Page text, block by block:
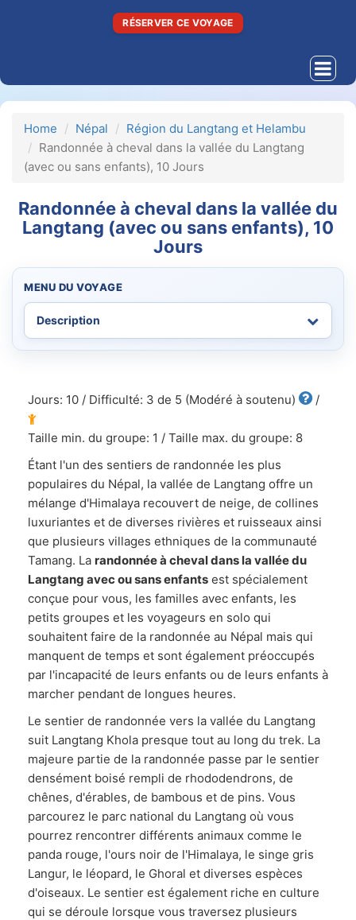
RÉSERVER CE VOYAGE
Home Népal
Région du Langtang et Helambu
Randonnée à cheval dans la vallée du Langtang
(avec ou sans enfants), 10 Jours
Randonnée à cheval dans la vallée du
Langtang (avec ou sans enfants), 10
Jours
MENU DU VOYAGE
Jours: 10 / Difficulté: 3 de 5 (Modéré à soutenu) /
Taille min. du groupe: 1 / Taille max. du groupe: 8
Étant l'un des sentiers de randonnée les plus
populaires du Népal, la vallée de Langtang offre un
mélange d'Himalaya recouvert de neige, de collines
luxuriantes et de diverses rivières et ruisseaux ainsi
que plusieurs villages ethniques de la communauté
Tamang. La randonnée à cheval dans la vallée du
Langtang avec ou sans enfants est spécialement
conçue pour vous, les familles avec enfants, les
petits groupes et les voyageurs en solo qui
souhaitent faire de la randonnée au Népal mais qui
manquent de temps et sont également préoccupés
par l'incapacité de leurs enfants ou de leurs enfants à
marcher pendant de longues heures.
Le sentier de randonnée vers la vallée du Langtang
suit Langtang Khola presque tout au long du trek. La
majeure partie de la randonnée passe par le sentier
densément boisé rempli de rhododendrons, de
chênes, d'érables, de bambous et de pins. Vous
parcourez le parc national du Langtang où vous
pourrez rencontrer différents animaux comme le
panda rouge, l'ours noir de l'Himalaya, le singe gris
Langur, le léopard, le Ghoral et diverses espèces
d'oiseaux. Le sentier est également riche en culture
qui se déroule lorsque vous traversez plusieurs